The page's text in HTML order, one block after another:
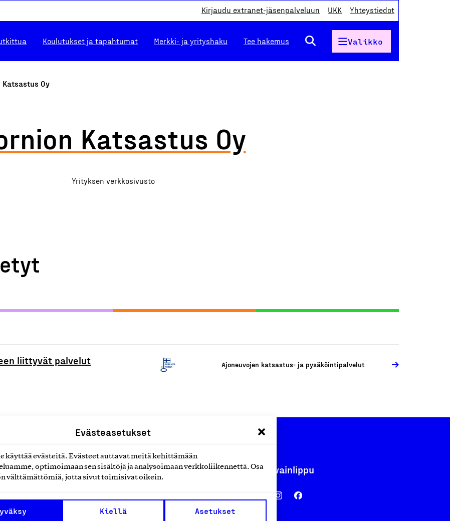
Evästeasetukset
käyttää evästeitä. Evästeet auttavat meitä kehittämään
optimoimaan sen sisältöjä ja analysoimaan verkkoliikennettä. Osa
välttämättömiä, jotta sivut toimisivat oikein.
Kiellä Asetukset
Kirjaudu extranet-jäsenpalveluun UKK Yhteystiedot
Koulutukset ja tapahtumat Merkki- ja yrityshaku Tee hakemus Valikko
Katsastus Oy
Katsastus Oy
Yrityksen verkkosivusto
liittyvät palvelut Ajoneuvojen katsastus- ja pysäköintipalvelut
työmarkkinajärjestöistä
Suomalainen työ ry
00130 Helsinki
Avainlippu